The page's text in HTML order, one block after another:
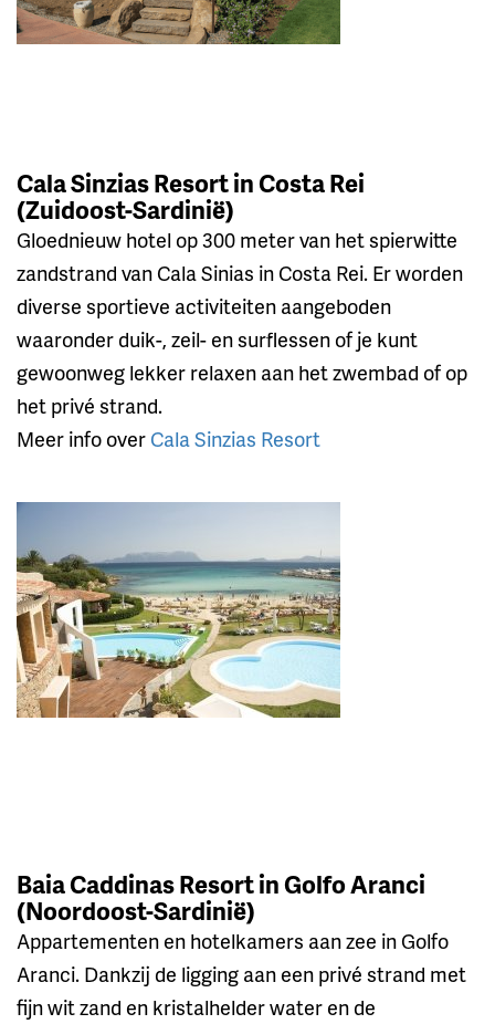
Cala Sinzias Resort in Costa Rei
(Zuidoost-Sardinië)
Gloednieuw hotel op 300 meter van het spierwitte
zandstrand van Cala Sinias in Costa Rei. Er worden
diverse sportieve activiteiten aangeboden
waaronder duik-, zeil- en surflessen of je kunt
gewoonweg lekker relaxen aan het zwembad of op
het privé strand.
Meer info over Cala Sinzias Resort
Baia Caddinas Resort in Golfo Aranci
(Noordoost-Sardinië)
Appartementen en hotelkamers aan zee in Golfo
Aranci. Dankzij de ligging aan een privé strand met
fijn wit zand en kristalhelder water en de